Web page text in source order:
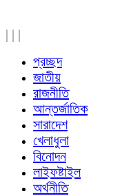
| | |
প্রচ্ছদ
জাতীয়
রাজনীতি
আন্তর্জাতিক
সারাদেশ
খেলাধুলা
বিনোদন
লাইফষ্টাইল
অর্থনীতি